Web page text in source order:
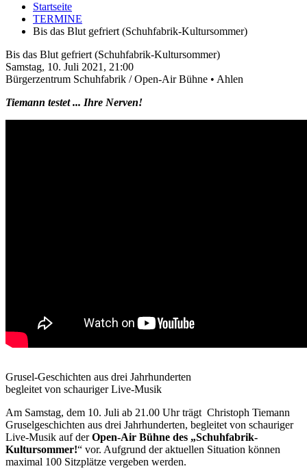
Startseite
TERMINE
Bis das Blut gefriert (Schuhfabrik-Kultursommer)
Bis das Blut gefriert (Schuhfabrik-Kultursommer)
Samstag, 10. Juli 2021, 21:00
Bürgerzentrum Schuhfabrik / Open-Air Bühne • Ahlen
Tiemann testet ... Ihre Nerven!
Grusel-Geschichten aus drei Jahrhunderten
begleitet von schauriger Live-Musik
Am Samstag, dem 10. Juli ab 21.00 Uhr trägt Christoph Tiemann
Gruselgeschichten aus drei Jahrhunderten, begleitet von schauriger
Live-Musik auf derOpen-Air Bühne des „Schuhfabrik-
Kultursommer!“ vor. Aufgrund der aktuellen Situation können
maximal 100 Sitzplätze vergeben werden.